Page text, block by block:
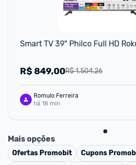
Smart TV 39" Philco Full HD
R$ 1.504,26
R$849,00
Romulo Ferreira
há 18 min
Mais opções
Ofertas Promobit Cupons